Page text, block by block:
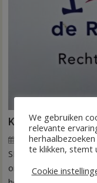
Kantonrechter:
7 augustus 2026
SLAGHAREN – De
onderneming uit
We gebruiken
relevante
te klikken, stemt
Cookie